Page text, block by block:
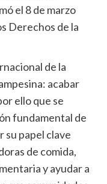
el 8 de marzo
Derechos de la
de la
acabar
ello que se
fundamental de
su papel clave
de comida,
y ayudar a